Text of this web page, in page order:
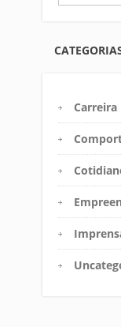
Carreira